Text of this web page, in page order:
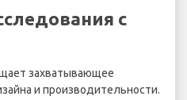
с
захватывающее
и производительности.